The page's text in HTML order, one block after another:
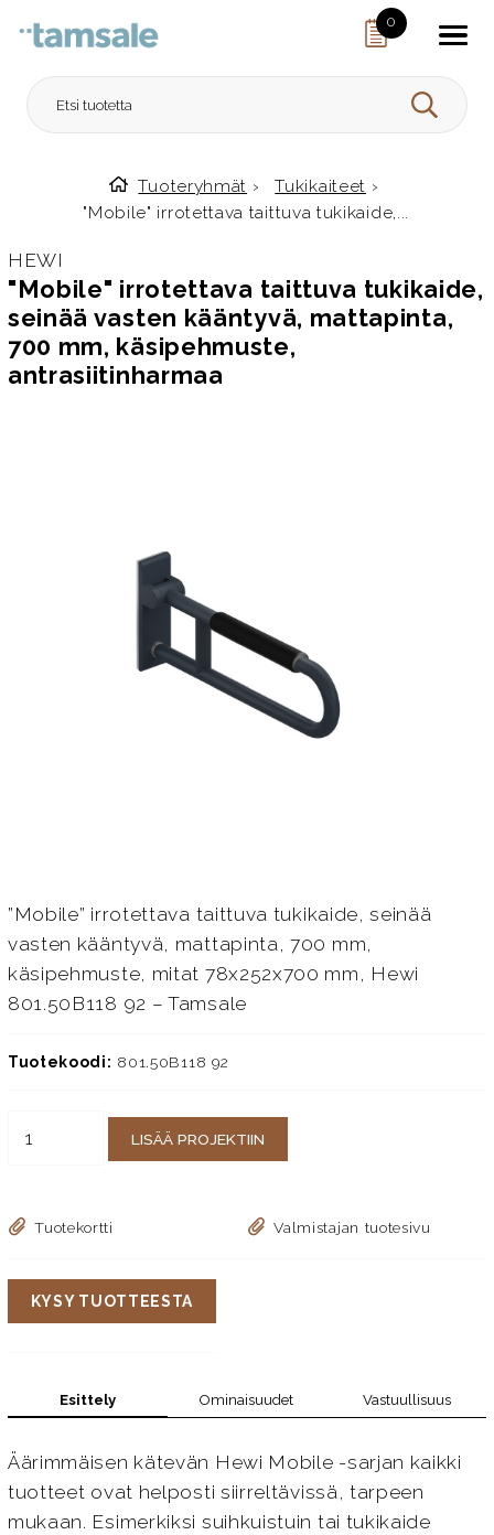
0
HAE
Etusivulle
Tuoteryhmät › Tukikaiteet ›
"Mobile" irrotettava taittuva tukikaide,...
HEWI
"Mobile" irrotettava taittuva tukikaide,
seinää vasten kääntyvä, mattapinta,
700 mm, käsipehmuste,
antrasiitinharmaa
”Mobile” irrotettava taittuva tukikaide, seinää
vasten kääntyvä, mattapinta, 700 mm,
käsipehmuste, mitat 78x252x700 mm, Hewi
801.50B118 92 – Tamsale
Tuotekoodi: 801.50B118 92
LISÄÄ PROJEKTIIN
Tuotekortti Valmistajan tuotesivu
KYSY TUOTTEESTA
Esittely Ominaisuudet Vastuullisuus
Äärimmäisen kätevän Hewi Mobile -sarjan kaikki
tuotteet ovat helposti siirreltävissä, tarpeen
mukaan. Esimerkiksi suihkuistuin tai tukikaide